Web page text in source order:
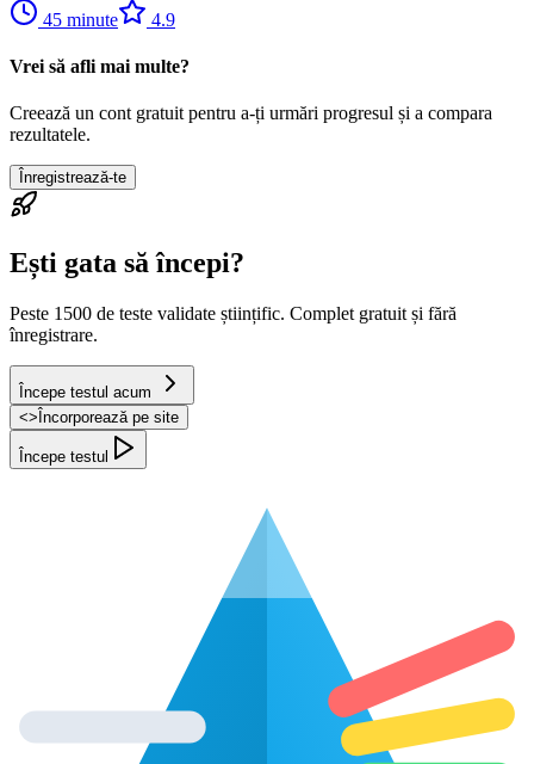
45 minute 4.9
Vrei să afli mai multe?
Creează un cont gratuit pentru a-ți urmări progresul și a compara
rezultatele.
Înregistrează-te
Ești gata să începi?
Peste 1500 de teste validate științific. Complet gratuit și fără
înregistrare.
Începe testul acum
<> Încorporează pe site
Începe testul